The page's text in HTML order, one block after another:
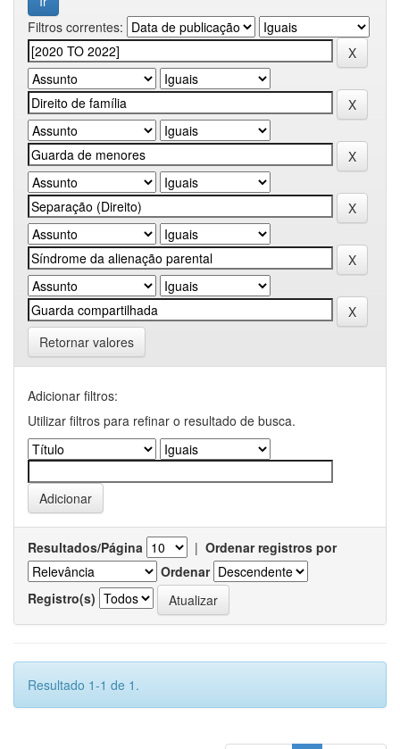
Filtros correntes:
Retornar valores
Adicionar filtros:
Utilizar filtros para refinar o resultado de busca.
Resultados/Página | Ordenar registros por
Ordenar
Registro(s)
Resultado 1-1 de 1.